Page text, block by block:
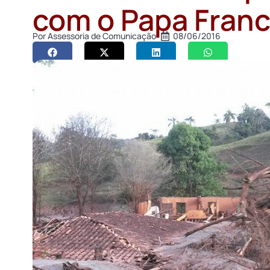
com o Papa
PorAssessoria de Comunicação 08/06/2016